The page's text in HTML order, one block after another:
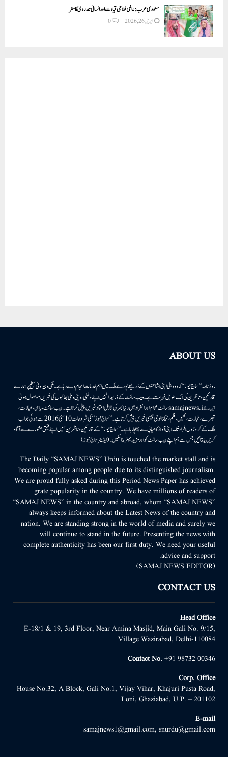
سعودی عرب: عالمی فلاحی قیادت اور انسانی ہمدردی کا سفر
اپریل 26, 2026 0
ABOUT US
روزنامہ ’’سماج نیوز‘‘ اُردو دہلی اپنی اشاعتوں کے ذریعے پورے ملک میں اہم خدمات انجام دے رہا ہے۔ ملکی وبیرونی سطح پر ہمارے
قارئین وناظرین کی ایک طویل فہرست ہے۔ ویب سائٹ کے ذریعہ انہیں اپنے وطنی، دینی وملی بھائیوں کی خبریں موصول ہوتی
ہیں۔samajnews.inسائٹ عوام اور انفراد میں دنیا بھر کی قابل اعتماد خبریں پیش کرتا ہے۔ ویب سائٹ سیاسی، خیالات،
تبصرے، تجارت، کھیل، فلم، ٹیکنالوجی جیسی خبریں پیش کرتا ہے۔ ’’سماج نیوز‘‘ کی شروعات 10مئی 2016 سے ہوئی جو اب
ملک کے کروڑوں افراد تک اپنی آواز کامیابی سے پہنچا رہا ہے۔ ’’سماج نیوز‘‘ کے قارئین وناظرین ہمیں اپنے قیمتی مشورے سے آگاہ
کریں یا بتائیں جس سے ہم اپنے ویب سائٹ کو اور مزید بہتر بناسکیں۔ (ایڈیٹر سماج نیوز)
The Daily “SAMAJ NEWS” Urdu is touched the market stall and is
becoming popular among people due to its distinguished journalism.
We are proud fully asked during this Period News Paper has achieved
grate popularity in the country. We have millions of readers of
“SAMAJ NEWS” in the country and abroad, whom “SAMAJ NEWS”
always keeps informed about the Latest News of the country and
nation. We are standing strong in the world of media and surely we
will continue to stand in the future. Presenting the news with
complete authenticity has been our first duty. We need your useful
advice and support.
(SAMAJ NEWS EDITOR)
CONTACT US
Head Office
E-18/1 & 19, 3rd Floor, Near Amina Masjid, Main Gali No. 9/15,
Village Wazirabad, Delhi-110084
Contact No. +91 98732 00346
Corp. Office
House No.32, A Block, Gali No.1, Vijay Vihar, Khajuri Pusta Road,
Loni, Ghaziabad, U.P. – 201102
E-mail
samajnews1@gmail.com, snurdu@gmail.com